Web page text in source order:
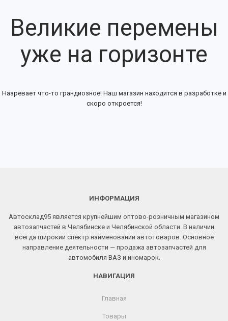
Великие перемены
уже на горизонте
Назревает что-то грандиозное! Наш магазин находится в разработке и
скоро откроется!
ИНФОРМАЦИЯ
Автосклад95 является крупнейшим оптово-розничным магазином
автозапчастей в Челябинске и Челябинской области. В наличии
всегда широкий спектр наименований автотоваров. Основное
направление деятельности — продажа автозапчастей для
автомобиля ВАЗ и иномарок.
НАВИГАЦИЯ
Главная
Товары